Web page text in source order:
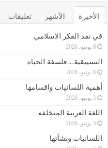
الأخيرة الأشهر تعليقات
في نقد الفكر الاسلامي
8 يونيو، 2026
التسييقية…فلسفة الحياه
8 يونيو، 2026
أهمية اللسانيات واقسامها
3 يونيو، 2026
اللغة العربية المتخلفه
3 يونيو، 2026
اللسانيات ونشأتها